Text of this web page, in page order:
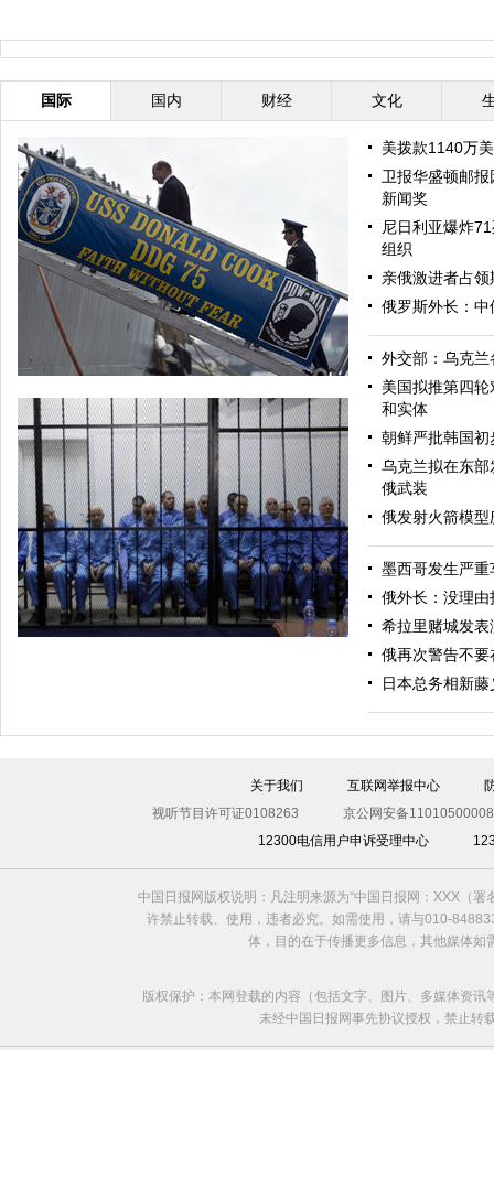
国际 国内 财经 文化
美军导弹驱逐舰抵达黑海旨在威慑俄罗斯
利比亚法庭开审卡扎菲政权高官
美拨款1140万
卫报华盛顿邮
新闻奖
尼日利亚爆炸
组织
亲俄激进者占
俄罗斯外长：
外交部：乌克
美国拟推第四
和实体
朝鲜严批韩国
乌克兰拟在东
俄武装
俄发射火箭模
墨西哥发生严
俄外长：没理
希拉里赌城发
俄再次警告不
日本总务相新
关于我们 互联网举报中心
视听节目许可证0108263
京公网安备
12300电信用户申诉受理中心
中国日报网版权说明：凡注明来源为“中国日报网：XXX（
许禁止转载、使用，违者必究。如需使用，请与010-
体，目的在于传播更多信息，其他媒体
版权保护：本网登载的内容（包括文字、图片、多媒体资
未经中国日报网事先协议授权，禁止转